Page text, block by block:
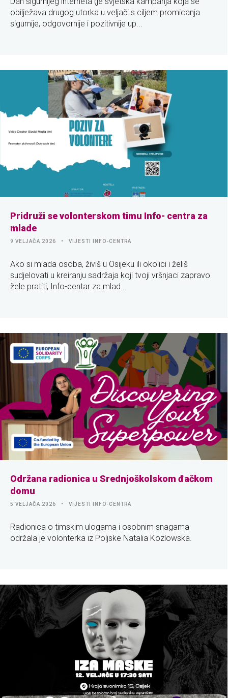
obilježava drugog utorka u veljači s ciljem promicanja
sigurnije, odgovornije i pozitivnije up...
Pridruži se volonterskom timu Info- centra za
mlade
9 VELJAČA 2026 VIJESTI INFO-CENTRA
Ako si mlada osoba, živiš u Osijeku ili okolici i želiš
sudjelovati u kreiranju sadržaja koji tvoji vršnjaci zapravo
žele pratiti, Info-centar za mlad...
Održana radionica u Srednjoškolskom đačkom
domu
5 VELJAČA 2026 VIJESTI INFO-CENTRA
Radionica o timskim ulogama i osobnim snagama
održala je volonterka iz Poljske Natalia Kozlowska.